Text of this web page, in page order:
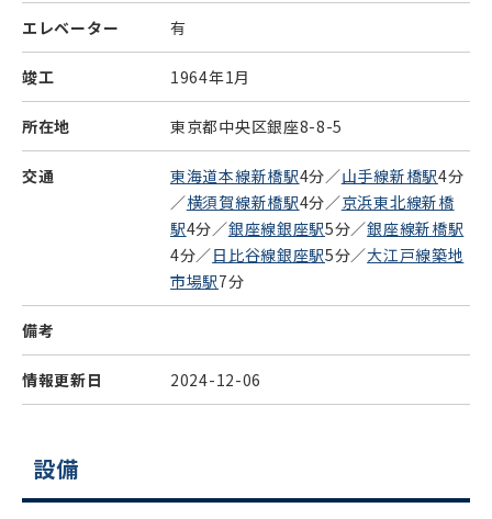
エレベーター 有
竣工 1964年1月
所在地 東京都中央区銀座8-8-5
交通 東海道本線新橋駅4分／山手線新橋駅4分
／横須賀線新橋駅4分／京浜東北線新橋
駅4分／銀座線銀座駅5分／銀座線新橋駅
4分／日比谷線銀座駅5分／大江戸線築地
市場駅7分
備考
情報更新日 2024-12-06
設備